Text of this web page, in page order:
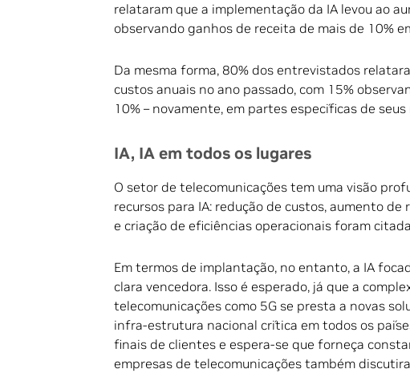
relataram que a implementação da IA levou ao
observando ganhos de receita de mais de 10%
Da mesma forma, 80% dos entrevistados
custos anuais no ano passado, com 15%
10% – novamente, em partes específicas de seus
IA, IA em todos os lugares
O setor de telecomunicações tem uma visão
recursos para IA: redução de custos, aumento
e criação de eficiências operacionais foram
Em termos de implantação, no entanto, a IA
clara vencedora. Isso é esperado, já que a
telecomunicações como 5G se presta a novas
infra-estrutura nacional crítica em todos os
finais de clientes e espera-se que forneça
empresas de telecomunicações também